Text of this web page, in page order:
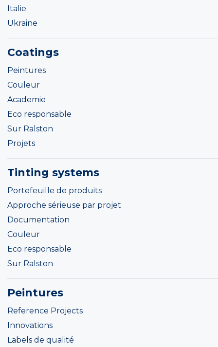
Italie
Ukraine
Coatings
Peintures
Couleur
Academie
Eco responsable
Sur Ralston
Projets
Tinting systems
Portefeuille de produits
Approche sérieuse par projet
Documentation
Couleur
Eco responsable
Sur Ralston
Peintures
Reference Projects
Innovations
Labels de qualité